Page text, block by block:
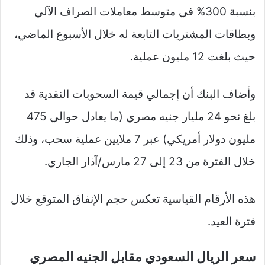
بنسبة 300% في متوسط معاملات الصراف الآلي
وبطاقات المشتريات التابعة له خلال الأسبوع الماضي،
حيث بلغت 12 مليون عملية.
وأضاف البنك أن إجمالي قيمة السحوبات النقدية قد
بلغ نحو 24 مليار جنيه مصري (ما يعادل حوالي 475
مليون دولار أمريكي) عبر 7 ملايين عملية سحب، وذلك
خلال الفترة من 23 إلى 27 مارس/آذار الجاري.
هذه الأرقام القياسية تعكس حجم الإنفاق المتوقع خلال
فترة العيد.
سعر الريال السعودي مقابل الجنيه المصري